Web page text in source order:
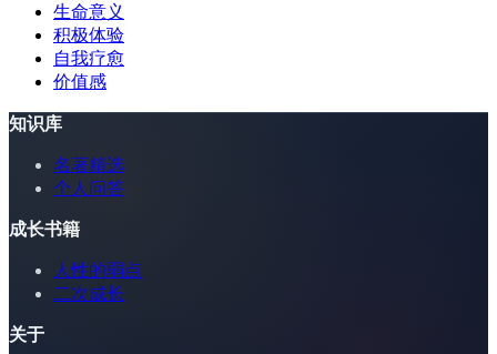
生命意义
积极体验
自我疗愈
价值感
知识库
名著精选
个人问答
成长书籍
人性的弱点
二次成长
关于